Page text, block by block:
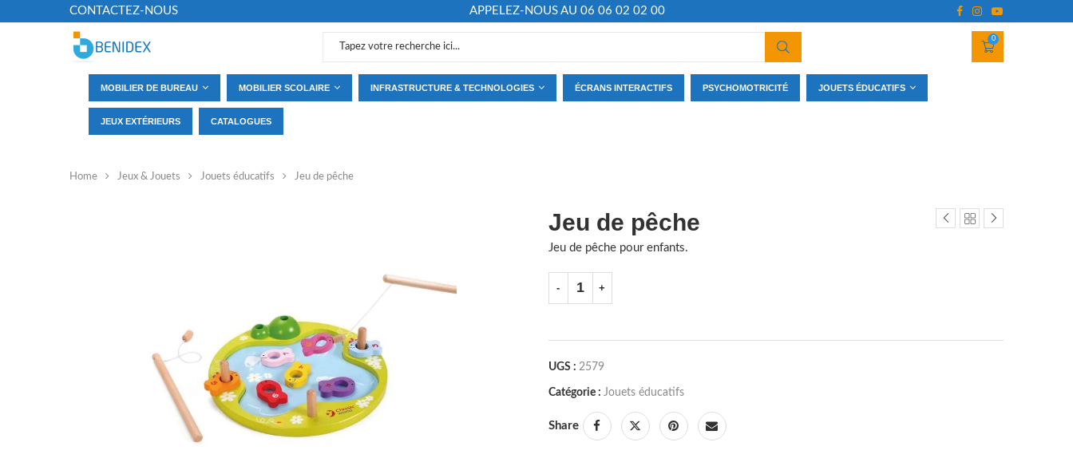
CONTACTEZ-NOUS APPELEZ-NOUS AU 06 06 02 02 00
0
MOBILIER DE BUREAU MOBILIER SCOLAIRE INFRASTRUCTURE & TECHNOLOGIES ÉCRANS INTERACTIFS PSYCHOMOTRICITÉ JOUETS ÉDUCATIFS
JEUX EXTÉRIEURS CATALOGUES
Home Jeux & Jouets Jouets éducatifs Jeu de pêche
Jeu de pêche
Jeu de pêche pour enfants.
UGS : 2579
Catégorie : Jouets éducatifs
Share